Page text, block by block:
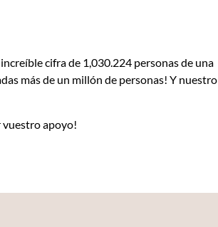
cifra de 1,030.224 personas de una
más de un millón de personas! Y nuestro
vuestro apoyo!